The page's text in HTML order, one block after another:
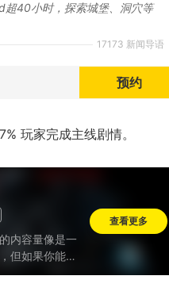
17173 新闻导语
超40小时，探索城堡、洞穴等
预约
玩家完成主线剧情。
内容量像是一
但如果你能接
分打发时间
查看更多